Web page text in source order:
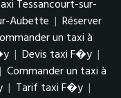
Tessancourt-sur-
Aubette | Réserver
un taxi à
| Devis taxi F�y |
| Commander un taxi à
| Tarif taxi F�y |